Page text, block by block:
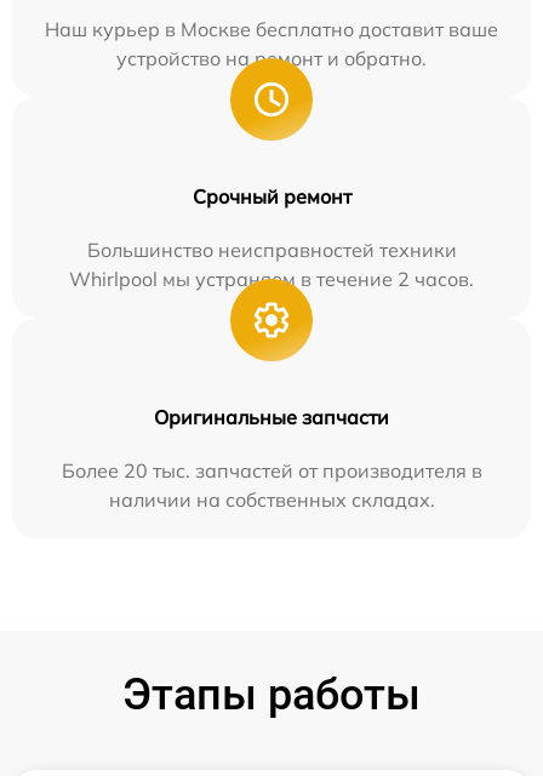
Наш курьер в Москве бесплатно доставит ваше
устройство на ремонт и обратно.
Срочный ремонт
Большинство неисправностей техники
Whirlpool мы устраняем в течение 2 часов.
Оригинальные запчасти
Более 20 тыс. запчастей от производителя в
наличии на собственных складах.
Этапы работы